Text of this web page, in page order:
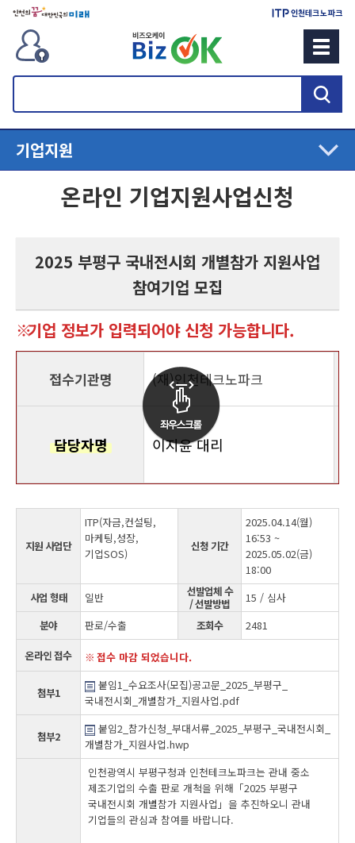
검
기업지원
온라인 기업지원사업신청
2025 부평구 국내전시회 개별참가 지원사업
참여기업 모집
기업 정보가 입력되어야 신청 가능합니다.
접수기관명 (재)인천테크노파크
담당자명 이지윤 대리
지원 사업단
ITP(자금,컨설팅,
마케팅,성장,
기업SOS)
신청 기간
2025.04.14(월)
16:53 ~
2025.05.02(금)
18:00
사업 형태
일반
선발업체 수
/ 선발방법
15 / 심사
분야
판로/수출 조회수
2481
온라인 접수
접수 마감 되었습니다.
첨부1
붙임1_수요조사(모집)공고문_2025_부평구_
국내전시회_개별참가_지원사업.pdf
첨부2
붙임2_참가신청_부대서류_2025_부평구_국내전시회_
개별참가_지원사업.hwp
인천광역시 부평구청과 인천테크노파크는 관내 중소
제조기업의 수출 판로 개척을 위해「2025 부평구
국내전시회 개별참가 지원사업」을 추진하오니 관내
기업들의 관심과 참여를 바랍니다.